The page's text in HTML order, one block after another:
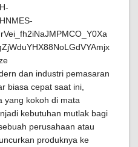
dan industri pemasaran
biasa cepat saat ini,
yang kokoh di mata
kebutuhan mutlak bagi
perusahaan atau
produknya ke